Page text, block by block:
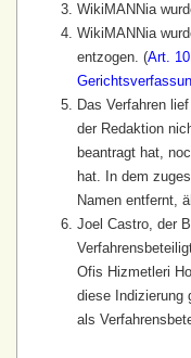
WikiMANNia
WikiMANNia
entzogen. (Art.
Das Verfahren
der Redaktion
beantragt hat,
hat. In dem
Namen entfernt,
Joel Castro, der
Ofis Hizmetleri
diese Indizierung
als